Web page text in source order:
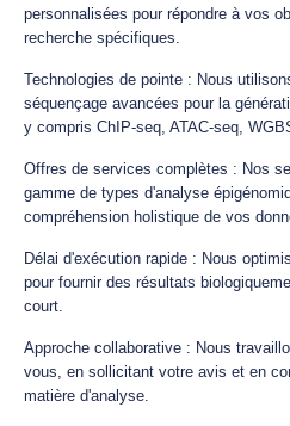
personnalisées pour répondre à vos
recherche spécifiques.
Technologies de pointe : Nous
séquençage avancées pour la
y compris ChIP-seq, ATAC-seq,
Offres de services complètes : Nos
gamme de types d'analyse
compréhension holistique de vos
Délai d'exécution rapide : Nous
pour fournir des résultats
court.
Approche collaborative : Nous
vous, en sollicitant votre avis et en
matière d'analyse.